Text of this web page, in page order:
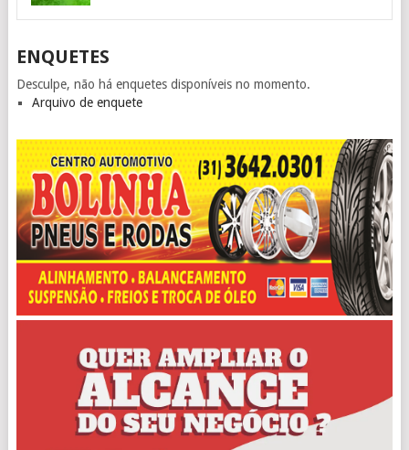
ENQUETES
Desculpe, não há enquetes disponíveis no momento.
Arquivo de enquete